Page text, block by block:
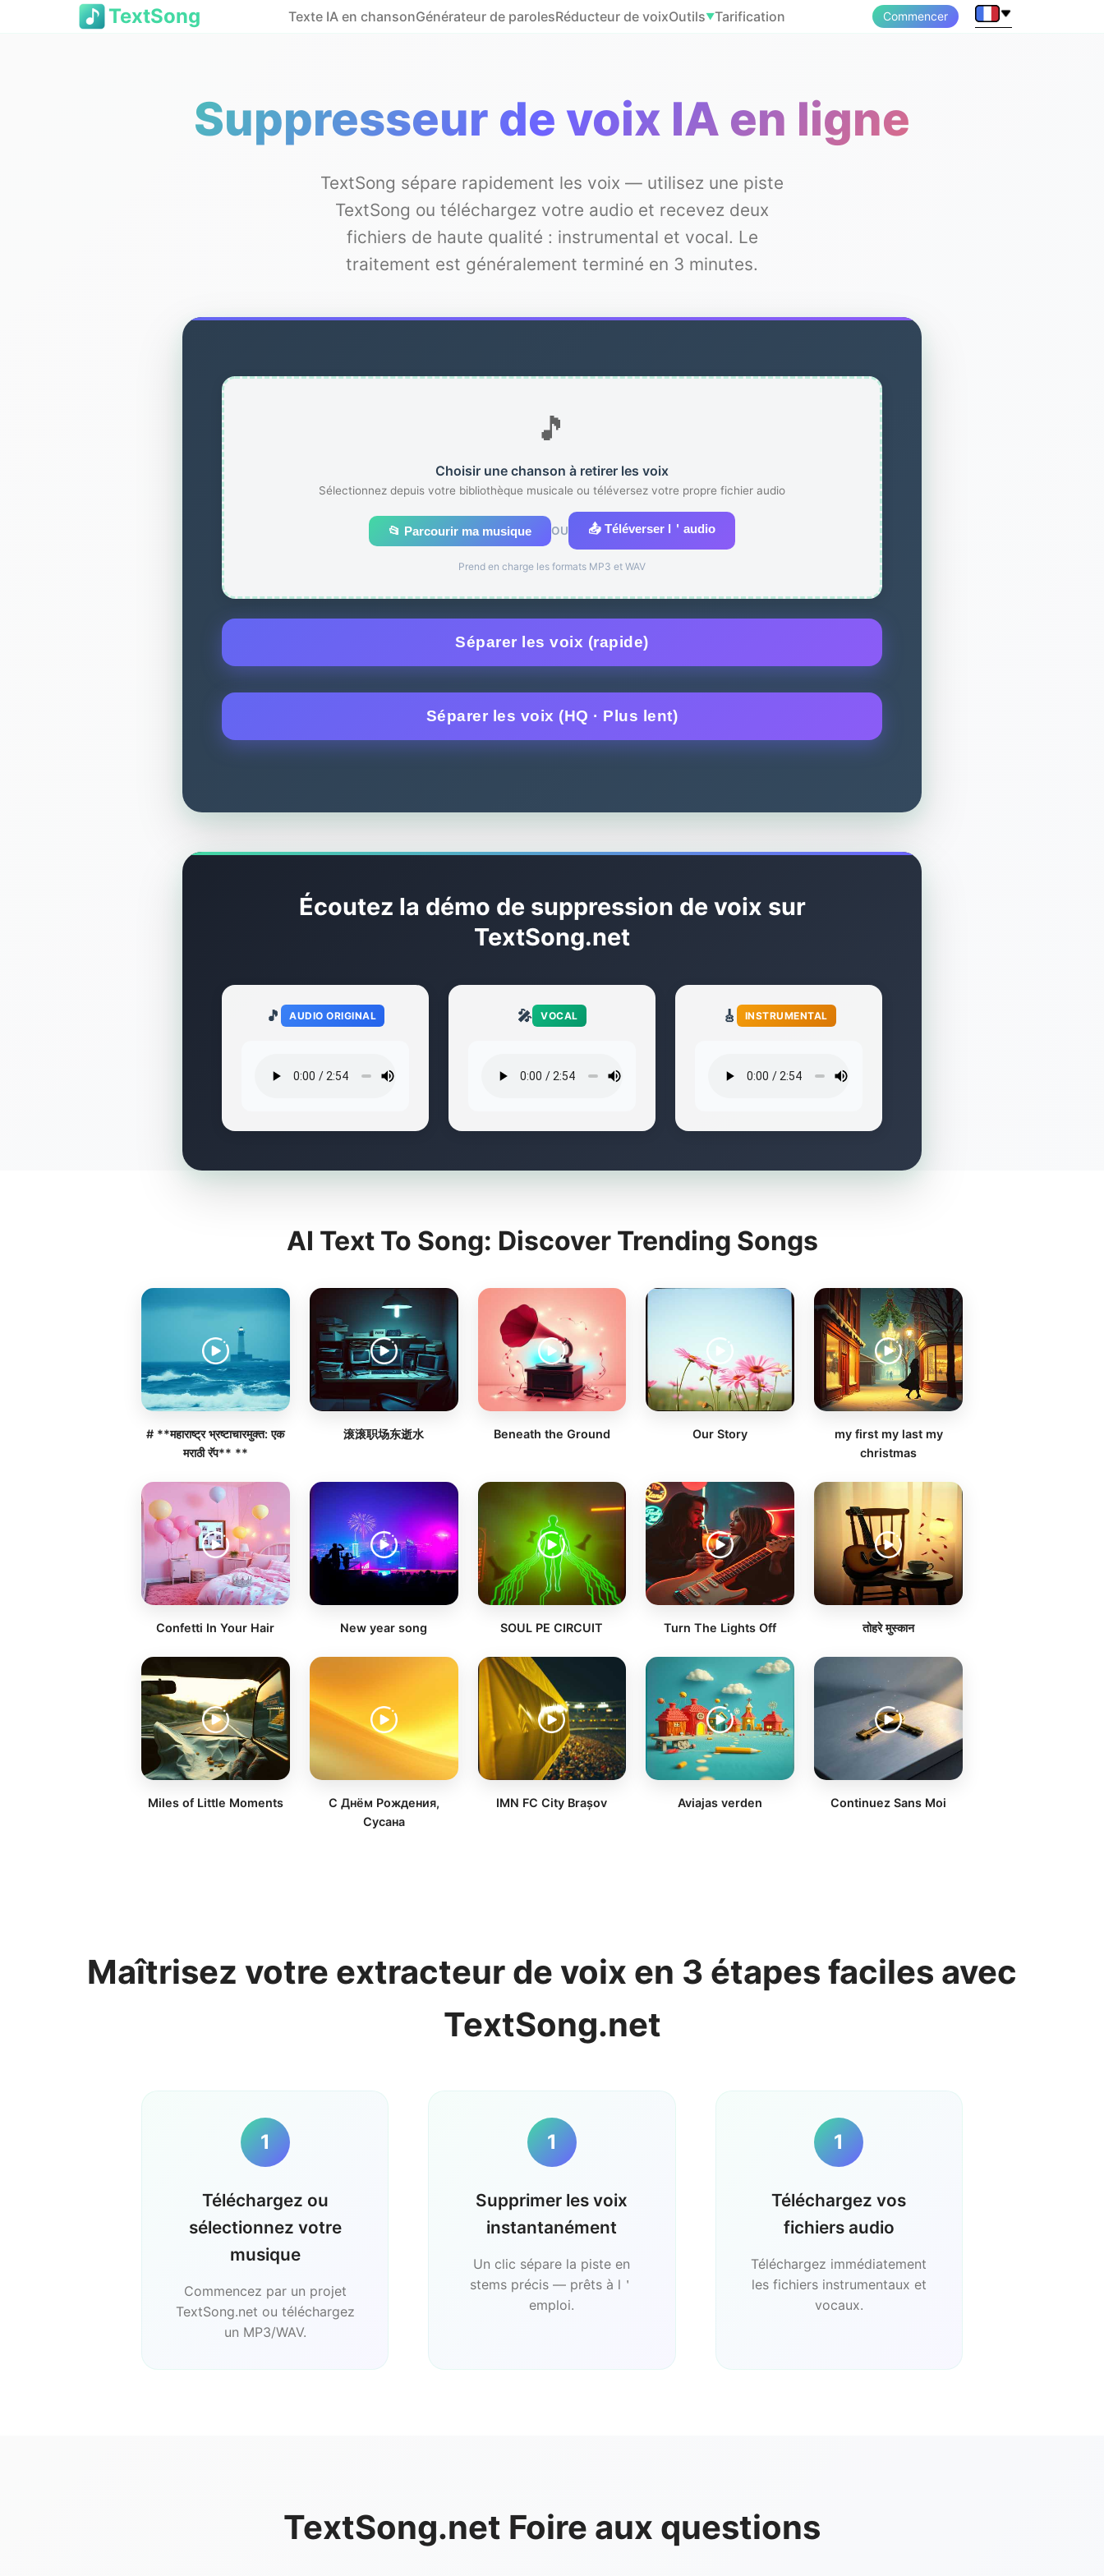
TextSong Texte IA en chansonGénérateur de parolesRéducteur de voixOutils▼Tarification Commencer
Suppresseur de voix IA en ligne
TextSong sépare rapidement les voix — utilisez une piste
TextSong ou téléchargez votre audio et recevez deux
fichiers de haute qualité : instrumental et vocal. Le
traitement est généralement terminé en 3 minutes.
🎵
Choisir une chanson à retirer les voix
Sélectionnez depuis votre bibliothèque musicale ou téléversez votre propre fichier audio
📂 Parcourir ma musique OU 📤 Téléverser l＇audio
Prend en charge les formats MP3 et WAV
Séparer les voix (rapide)
Séparer les voix (HQ · Plus lent)
Écoutez la démo de suppression de voix sur
TextSong.net
🎵 AUDIO ORIGINAL 🎤 VOCAL 🎸 INSTRUMENTAL
AI Text To Song: Discover Trending Songs
# **महाराष्ट्र भ्रष्टाचारमुक्त: एक
मराठी रॅप** **
滚滚职场东逝水 Beneath the Ground Our Story
my first my last my
christmas
Confetti In Your Hair New year song SOUL PE CIRCUIT Turn The Lights Off तोहरे मुस्कान
Miles of Little Moments
С Днём Рождения,
Сусана
IMN FC City Brașov Aviajas verden Continuez Sans Moi
Maîtrisez votre extracteur de voix en 3 étapes faciles avec
TextSong.net
1
Téléchargez ou
sélectionnez votre
musique
Commencez par un projet
TextSong.net ou téléchargez
un MP3/WAV.
1
Supprimer les voix
instantanément
Un clic sépare la piste en
stems précis — prêts à l＇
emploi.
1
Téléchargez vos
fichiers audio
Téléchargez immédiatement
les fichiers instrumentaux et
vocaux.
TextSong.net Foire aux questions